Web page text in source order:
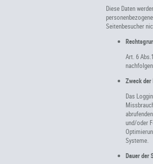
Diese Daten
Seitenbesucher
Art. 6
Zweck der
Das
und/oder
Systeme.
Dauer der